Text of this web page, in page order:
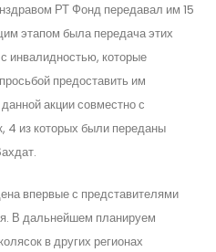
РТ Фонд передавал им 15
этапом была передача этих
которые
предоставить им
акции совместно с
4 из которых были переданы
впервые с представителями
В дальнейшем планируем
в других регионах